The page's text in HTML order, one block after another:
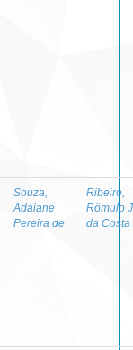
Souza,
Adaiane
Pereira de
Ribeiro,
Rômulo
da Costa